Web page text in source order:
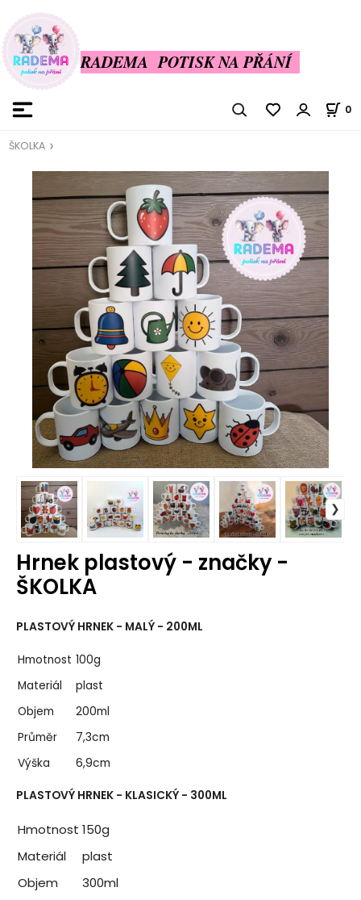
RADEMA POTISK NA PŘÁNÍ
0
ŠKOLKA
Hrnek plastový - značky -
ŠKOLKA
PLASTOVÝ HRNEK - MALÝ - 200ML
Hmotnost 100g
Materiál
plast
Objem
200ml
Průměr
7,3cm
Výška
6,9cm
PLASTOVÝ HRNEK - KLASICKÝ - 300ML
Hmotnost 150g
Materiál
plast
Objem
300ml